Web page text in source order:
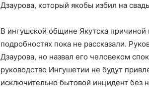
Дзаурова, который якобы избил на
В ингушской общине Якутска
подробностях пока не рассказали.
Дзаурова, но назвал его человеком
руководство Ингушетии не будут
исключительно бытовой инцидент без